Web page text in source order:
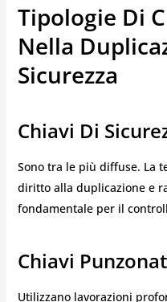
Tipologie Di
Nella
Sicurezza
Chiavi Di
Sono tra le più diffuse. La
diritto alla duplicazione e
fondamentale per il
Chiavi
Utilizzano lavorazioni